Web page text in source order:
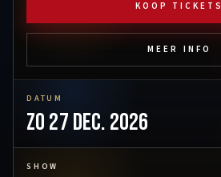
KOOP TICKETS
MEER INFO
DATUM
zo 27 dec. 2026
SHOW